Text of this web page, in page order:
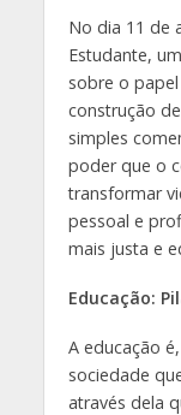
No dia 11 de
Estudante,
sobre o
construção
simples
poder que o
transformar
pessoal e
mais justa e
Educação:
A educação
sociedade
através dela